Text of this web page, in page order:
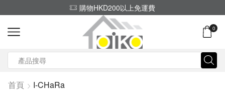
購物HKD200以上免運費
0
首頁 I-CHaRa